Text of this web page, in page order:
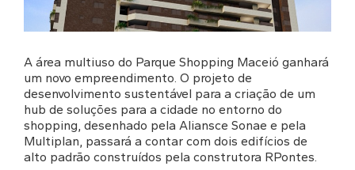
A área multiuso do Parque Shopping Maceió ganhará
um novo empreendimento. O projeto de
desenvolvimento sustentável para a criação de um
hub de soluções para a cidade no entorno do
shopping, desenhado pela Aliansce Sonae e pela
Multiplan, passará a contar com dois edifícios de
alto padrão construídos pela construtora RPontes.